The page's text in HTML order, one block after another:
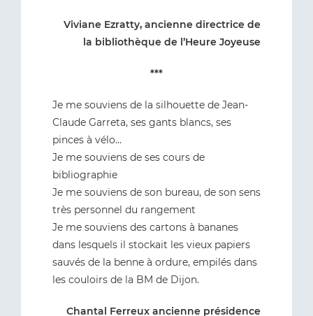
Viviane Ezratty, ancienne directrice de
la bibliothèque de l’Heure Joyeuse
***
Je me souviens de la silhouette de Jean-
Claude Garreta, ses gants blancs, ses
pinces à vélo…
Je me souviens de ses cours de
bibliographie
Je me souviens de son bureau, de son sens
très personnel du rangement
Je me souviens des cartons à bananes
dans lesquels il stockait les vieux papiers
sauvés de la benne à ordure, empilés dans
les couloirs de la BM de Dijon.
Chantal Ferreux ancienne présidence